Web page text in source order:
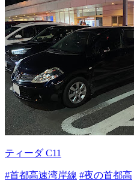
ティーダ C11
#首都高速湾岸線 #夜の首都高